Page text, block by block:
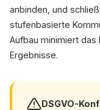
anbinden, und
stufenbasierte
Aufbau minimiert
Ergebnisse.
DSGVO-